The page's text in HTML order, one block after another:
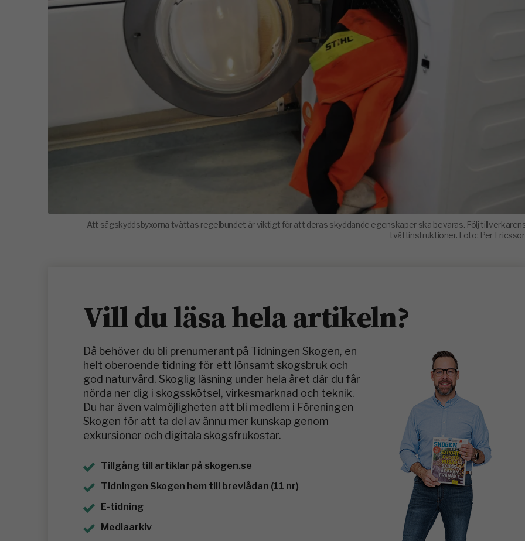
Att sågskyddsbyxorna tvättas regelbundet är viktigt för att deras skyddande egenskaper ska bevaras. Följ
tvättinstruktioner. Foto: Per
Vill du läsa hela artikeln?
Då behöver du bli prenumerant på Tidningen Skogen, en
helt oberoende tidning för ett lönsamt skogsbruk och
god naturvård. Skoglig läsning under hela året där du får
nörda ner dig i skogsskötsel, virkesmarknad och teknik.
Du har även valmöjligheten att bli medlem i Föreningen
Skogen för att ta del av ännu mer kunskap genom
exkursioner och digitala skogsfrukostar.
Tillgång till artiklar på skogen.se
Tidningen Skogen hem till brevlådan (11 nr)
E-tidning
Mediaarkiv